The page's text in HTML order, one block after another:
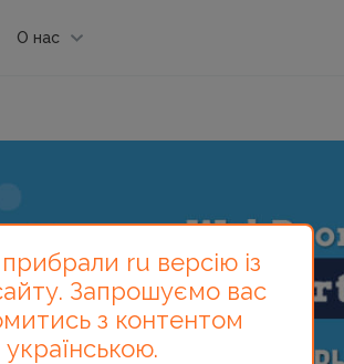
О нас
ru версію із
Запрошуємо вас
з контентом
українською.